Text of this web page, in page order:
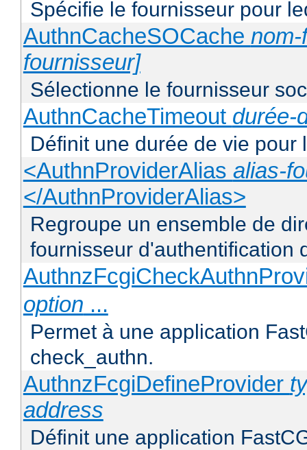
Spécifie le fournisseur pour
AuthnCacheSOCache
fournisseur]
Sélectionne le fournisseur
AuthnCacheTimeout durée-
Définit une durée de vie pour
<AuthnProviderAlias alias-
</AuthnProviderAlias>
Regroupe un ensemble de
fournisseur d'authentification
option ...
Permet à une application
check_authn.
AuthnzFcgiDefineProvider
address
Définit une application